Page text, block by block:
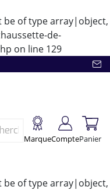
be of type array|object,
de-
on line 129
MarqueComptePanier
be of type array|object,